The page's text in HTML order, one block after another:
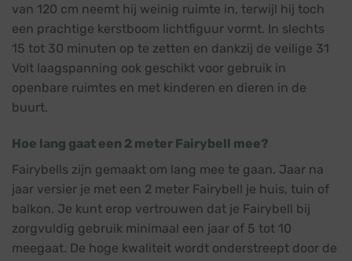
van 120 cm neemt hij weinig ruimte in, terwijl hij toch
een prachtige kerstboom lichtfiguur vormt. In slechts
15 tot 30 minuten op te zetten en dankzij de veilige 31
Volt laagspanning ook geschikt voor gebruik in
openbare ruimtes en met kinderen en dieren in de
buurt.
Hoe lang gaat een 2 meter Fairybell mee?
Fairybells zijn gemaakt om lang mee te gaan. Jaar na
jaar versier je met een 2 meter Fairybell je huis, tuin of
balkon. Je kunt erop vertrouwen dat je Fairybell bij
zorgvuldig gebruik minimaal een jaar of 5 tot 10
meegaat. De hoge kwaliteit wordt onderstreept door de